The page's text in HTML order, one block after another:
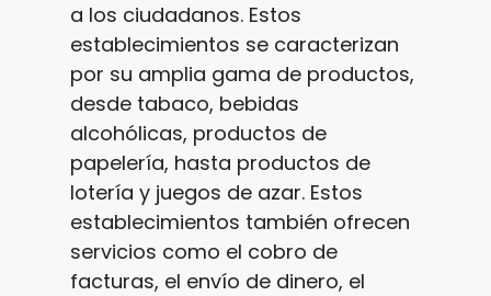
a los ciudadanos. Estos
establecimientos se caracterizan
por su amplia gama de productos,
desde tabaco, bebidas
alcohólicas, productos de
papelería, hasta productos de
lotería y juegos de azar. Estos
establecimientos también ofrecen
servicios como el cobro de
facturas, el envío de dinero, el